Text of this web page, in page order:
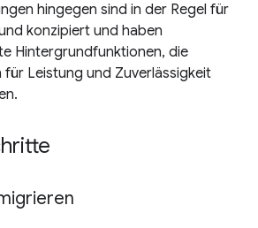
hingegen sind in der Regel für
konzipiert und haben
Hintergrundfunktionen, die
für Leistung und Zuverlässigkeit